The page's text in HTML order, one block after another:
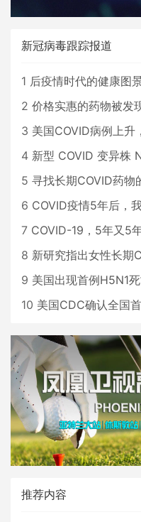
新冠病毒跟踪报道
1 后疫情时代的健康图
2 价格实惠的药物被发
3 美国COVID病例上升
4 新型 COVID 变异株
5 寻找长期COVID药物
6 COVID疫情5年后，我
7 COVID-19，5年又5
8 新研究指出女性长期
9 美国出现首例H5N1
10 美国CDC确认全国首例
推荐内容